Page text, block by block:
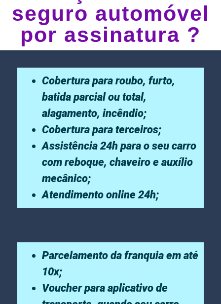
seguro automóvel
por assinatura ?
Cobertura para roubo, furto,
batida parcial ou total,
alagamento, incêndio;
Cobertura para terceiros;
Assistência 24h para o seu carro
com reboque, chaveiro e auxílio
mecânico;
Atendimento online 24h;
Parcelamento da franquia em até
10x;
Voucher para aplicativo de